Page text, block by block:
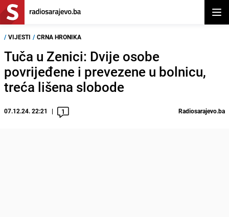
/ VIJESTI / CRNA HRONIKA
Tuča u Zenici: Dvije osobe
povrijeđene i prevezene u bolnicu,
treća lišena slobode
07.12.24. 22:21 1 Radiosarajevo.ba